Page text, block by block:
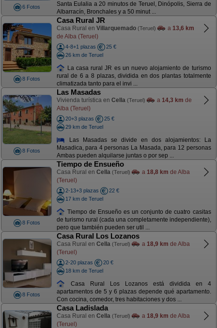
6 Fotos
Santa Eulalia a 20 minutos de Teruel, Dinópolis, Sierra de
Albarracín, Bronchales y a 50 minut ...
8 Fotos
Casa Rural JR
Casa Rural en Villarquemado (Teruel) a 13,6 km
de Alba (Teruel)
4-8+1 plazas
25 €
26 km de Teruel
La casa rural JR es un nuevo alojamiento de turismo
rural de 6 a 8 plazas, dividida en dos plantas totalmente
climatizada tanto para el invi ...
8 Fotos
Las Masadas
Vivienda turística en Cella (Teruel) a 14,3 km de
Alba (Teruel)
20+3 plazas
25 €
29 km de Teruel
Las Masadas se divide en dos alojamientos: La
Masadica, para 4 personas La Masada, para 12 personas
Ambas pueden alquilarse juntas o por sep ...
8 Fotos
Tiempo de Ensueño
Casa Rural en Cella (Teruel) a 18,8 km de Alba
(Teruel)
2-13+3 plazas
22 €
17 km de Teruel
Tiempo de Ensueño es un conjunto de cuatro casitas
de turismo rural (cada una completamente independiente),
pero que también pueden ser util ...
8 Fotos
Casa Rural Los Lozanos
Casa Rural en Cella (Teruel) a 18,9 km de Alba
(Teruel)
2-20 plazas
20 €
18 km de Teruel
Casa Rural Los Lozanos está dividida en 4
apartamentos de 5 y 6 plazas depende qué apartamento.
Con cocina, comedor, tres habitaciones y dos ...
Casa Ladislada
Casa Rural en Cella (Teruel) a 18,9 km de Alba
(Teruel)